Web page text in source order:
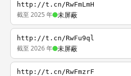
http://t.cn/RwFmLmH
截至 2025 年 未屏蔽
http://t.cn/RwFu9ql
截至 2026 年 未屏蔽
http://t.cn/RwFmzrF